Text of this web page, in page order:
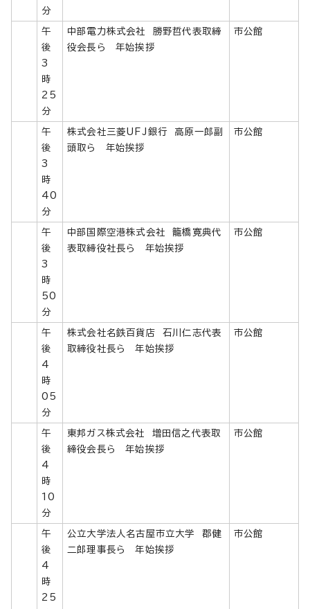
分
午
後
3
時
25
分
中部電力株式会社 勝野哲代表取締
役会長ら 年始挨拶
市公館
午
後
3
時
40
分
株式会社三菱UFJ銀行 高原一郎副
頭取ら 年始挨拶
市公館
午
後
3
時
50
分
中部国際空港株式会社 籠橋寛典代
表取締役社長ら 年始挨拶
市公館
午
後
4
時
05
分
株式会社名鉄百貨店 石川仁志代表
取締役社長ら 年始挨拶
市公館
午
後
4
時
10
分
東邦ガス株式会社 増田信之代表取
締役会長ら 年始挨拶
市公館
午
後
4
時
25
公立大学法人名古屋市立大学 郡健
二郎理事長ら 年始挨拶
市公館